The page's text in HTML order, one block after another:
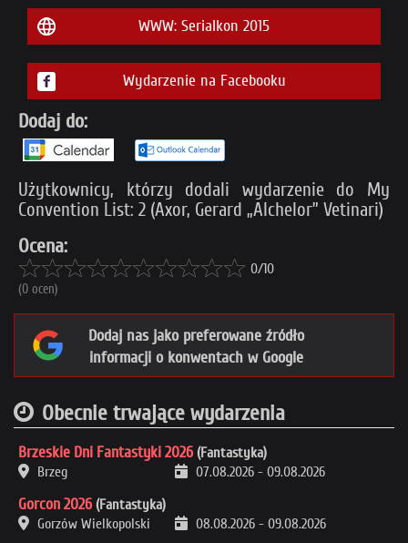
WWW: Serialkon 2015
Wydarzenie na Facebooku
Dodaj do:
Użytkownicy, którzy dodali wydarzenie do My
Convention List: 2 (Axor, Gerard „Alchelor” Vetinari)
Ocena:
0/10
(0 ocen)
Dodaj nas jako preferowane źródło
informacji o konwentach w Google
Obecnie trwające wydarzenia
Brzeskie Dni Fantastyki 2026 (Fantastyka)
Brzeg
07.08.2026 - 09.08.2026
Gorcon 2026 (Fantastyka)
Gorzów Wielkopolski
08.08.2026 - 09.08.2026